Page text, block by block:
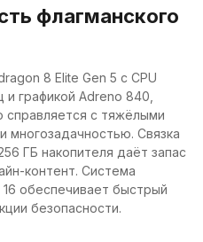
флагманского
8 Elite Gen 5 с CPU
графикой Adreno 840,
справляется с тяжёлыми
многозадачностью. Связка
ГБ накопителя даёт запас
контент. Система
обеспечивает быстрый
безопасности.